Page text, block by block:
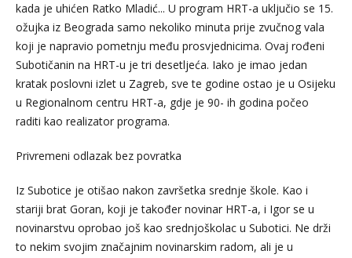
kada je uhićen Ratko Mladić... U program HRT-a uključio se 15.
ožujka iz Beograda samo nekoliko minuta prije zvučnog vala
koji je napravio pometnju među prosvjednicima. Ovaj rođeni
Subotičanin na HRT-u je tri desetljeća. Iako je imao jedan
kratak poslovni izlet u Zagreb, sve te godine ostao je u Osijeku
u Regionalnom centru HRT-a, gdje je 90- ih godina počeo
raditi kao realizator programa.
Privremeni odlazak bez povratka
Iz Subotice je otišao nakon završetka srednje škole. Kao i
stariji brat Goran, koji je također novinar HRT-a, i Igor se u
novinarstvu oprobao još kao srednjoškolac u Subotici. Ne drži
to nekim svojim značajnim novinarskim radom, ali je u